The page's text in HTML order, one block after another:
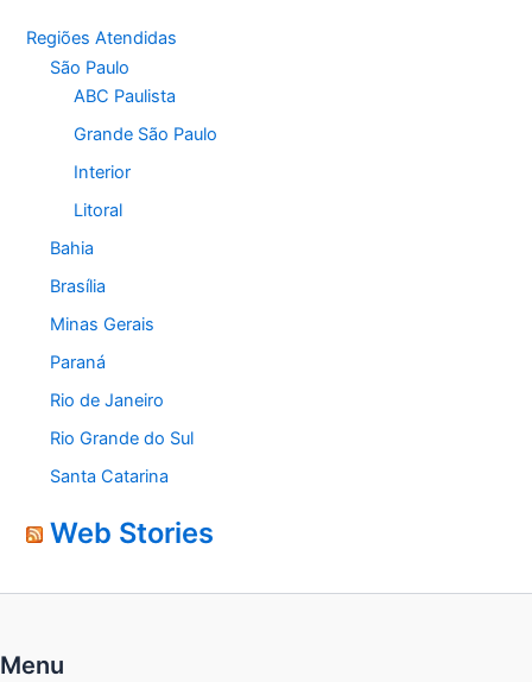
Regiões Atendidas
São Paulo
ABC Paulista
Grande São Paulo
Interior
Litoral
Bahia
Brasília
Minas Gerais
Paraná
Rio de Janeiro
Rio Grande do Sul
Santa Catarina
Web Stories
Menu